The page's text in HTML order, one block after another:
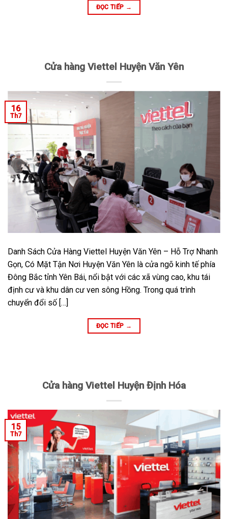
ĐỌC TIẾP →
Cửa hàng Viettel Huyện Văn Yên
16
Th7
Danh Sách Cửa Hàng Viettel Huyện Văn Yên – Hỗ Trợ Nhanh
Gọn, Có Mặt Tận Nơi Huyện Văn Yên là cửa ngõ kinh tế phía
Đông Bắc tỉnh Yên Bái, nổi bật với các xã vùng cao, khu tái
định cư và khu dân cư ven sông Hồng. Trong quá trình
chuyển đổi số […]
ĐỌC TIẾP →
Cửa hàng Viettel Huyện Định Hóa
15
Th7